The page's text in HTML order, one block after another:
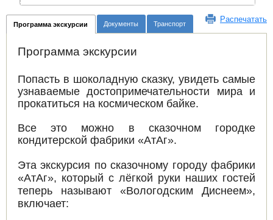
Программа экскурсии Документы Транспорт
Программа экскурсии
Попасть в шоколадную сказку, увидеть самые
узнаваемые достопримечательности мира и
прокатиться на космическом байке.
Все это можно в сказочном городке
кондитерской фабрики «АтАг».
Эта экскурсия по сказочному городу фабрики
«АтАг», который с лёгкой руки наших гостей
теперь называют «Вологодским Диснеем»,
включает:
Распечатать